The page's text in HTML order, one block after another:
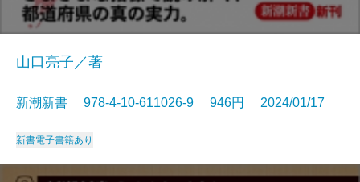
山口亮子／著
新潮新書 978-4-10-611026-9 946円 2024/01/17
新書電子書籍あり